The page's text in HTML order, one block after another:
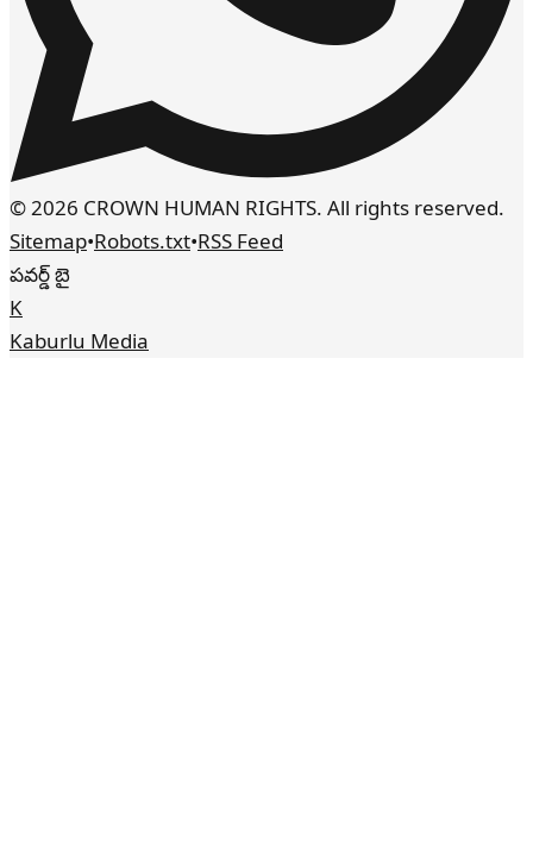
© 2026 CROWN HUMAN RIGHTS. All rights reserved.
Sitemap•Robots.txt•RSS Feed
పవర్డ్ బై
K
Kaburlu Media